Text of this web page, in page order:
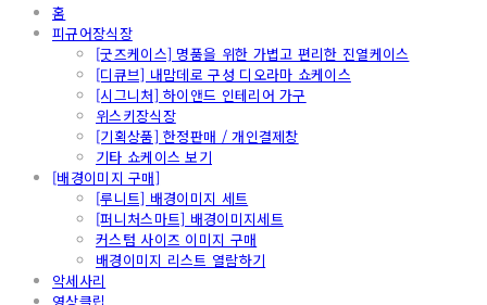
홈
피규어장식장
[굿즈케이스] 명품을 위한 가볍고 편리한 진열케이스
[디큐브] 내맘데로 구성 디오라마 쇼케이스
[시그니처] 하이앤드 인테리어 가구
위스키장식장
[기획상품] 한정판매 / 개인결제창
기타 쇼케이스 보기
[배경이미지 구매]
[루니트] 배경이미지 세트
[퍼니처스마트] 배경이미지세트
커스텀 사이즈 이미지 구매
배경이미지 리스트 열람하기
악세사리
영상클립